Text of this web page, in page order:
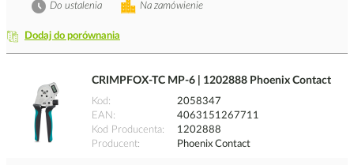
Dodaj do porównania
Na zamówienie
Do ustalenia
CRIMPFOX-TC MP-6 | 1202888 Phoenix Contact
Kod
2058347
EAN
4063151267711
Kod Producenta
1202888
Producent
Phoenix Contact